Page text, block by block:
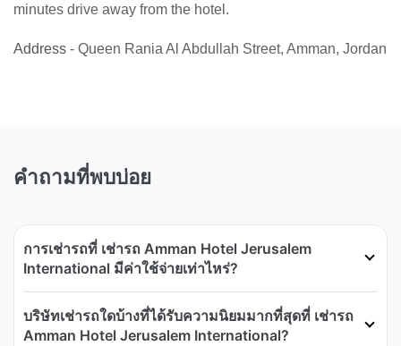
minutes drive away from the hotel.
Address - Queen Rania Al Abdullah Street, Amman, Jordan
คำถามที่พบบ่อย
การเช่ารถที่ เช่ารถ Amman Hotel Jerusalem
International มีค่าใช้จ่ายเท่าไหร่?
บริษัทเช่ารถใดบ้างที่ได้รับความนิยมมากที่สุดที่ เช่ารถ
Amman Hotel Jerusalem International?